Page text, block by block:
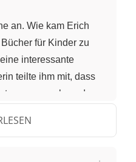
an. Wie kam Erich
für Kinder zu
interessante
teilte ihm mit, dass
mangele und
Gedichte für